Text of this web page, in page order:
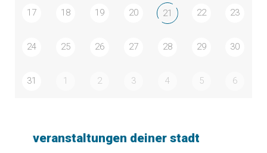
17 18 19 20 21 22 23
24 25 26 27 28 29 30
31 1 2 3 4 5 6
veranstaltungen deiner stadt